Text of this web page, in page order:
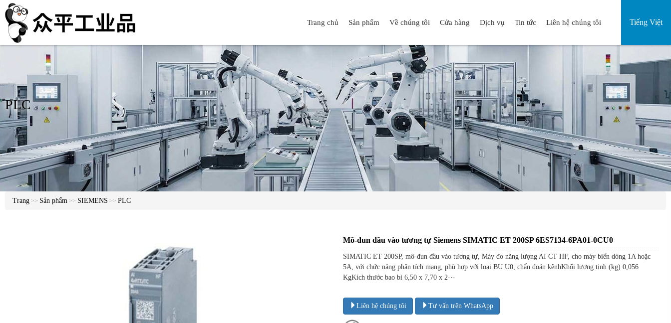
Tiếng Việt
Trang chủ Sản phẩm Về chúng tôi Cửa hàng Dịch vụ Tin tức Liên hệ chúng tôi
PLC
Trang >> Sản phẩm >> SIEMENS >> PLC
Mô-đun đầu vào tương tự Siemens SIMATIC ET 200SP 6ES7134-6PA01-0CU0
SIMATIC ET 200SP, mô-đun đầu vào tương tự, Máy đo năng lượng AI CT HF, cho máy biến dòng 1A hoặc
5A, với chức năng phân tích mạng, phù hợp với loại BU U0, chẩn đoán kênhKhối lượng tịnh (kg) 0,056
KgKích thước bao bì 6,50 x 7,70 x 2···
Liên hệ chúng tôi Tư vấn trên WhatsApp